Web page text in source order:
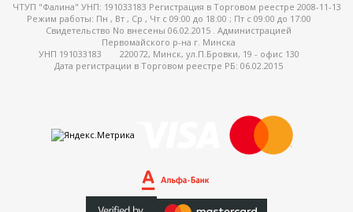
ЧТУП "Фалина" УНП: 191033183 Регистрация в Торговом реестре 2008-11-13
Режим работы: Пн , Вт , Ср , Чт c 09:00 до 18:00 ; Пт c 09:00 до 17:00
Свидетельство No внесены 06.02.2015 . Администрацией
Первомайского р-на г. Минска
УНП 191033183
220072, Минск, ул.П.Бровки, 19 - офис 130
Дата регистрации в Торговом реестре РБ: 06.02.2015